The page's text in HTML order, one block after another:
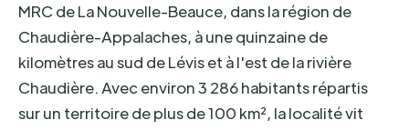
MRC de La Nouvelle-Beauce, dans la région de
Chaudière-Appalaches, à une quinzaine de
kilomètres au sud de Lévis et à l'est de la rivière
Chaudière. Avec environ 3 286 habitants répartis
sur un territoire de plus de 100 km², la localité vit